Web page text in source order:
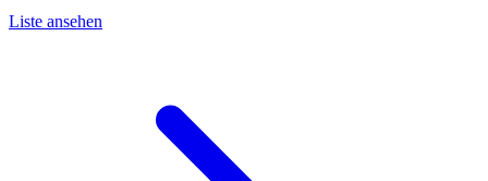
Liste ansehen